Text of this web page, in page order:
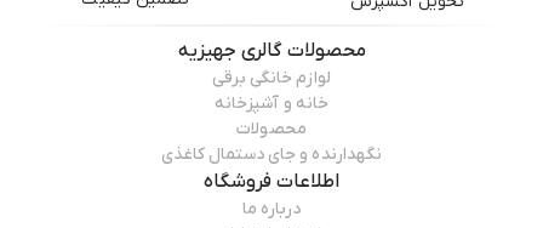
محصولاتگالری جهیزیه
لوازم خانگی برقی
خانه و آشپزخانه
محصولات
نگهدارنده و جای دستمال کاغذی
اطلاعات فروشگاه
درباره ما